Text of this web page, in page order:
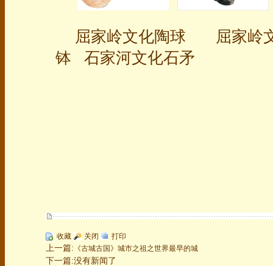
屈家岭文化陶球 屈家岭
钵 石家河文化石矛
收藏 关闭 打印
上一篇: 《古城古国》城市之祖之世界最早的城
下一篇:没有新闻了